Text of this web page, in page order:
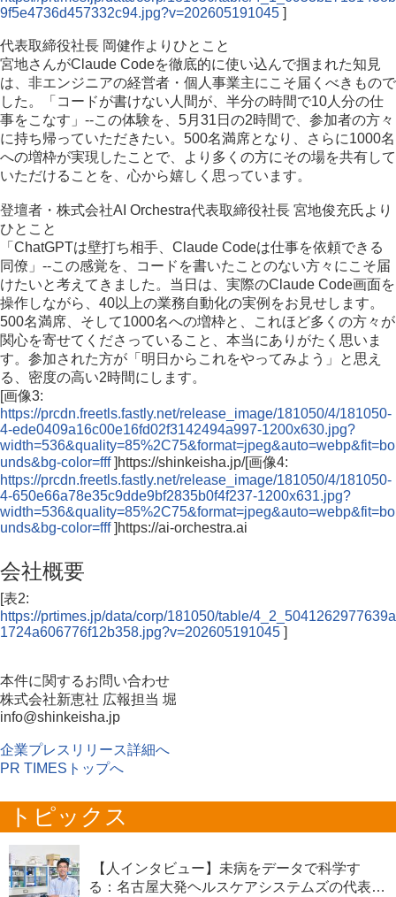
9f5e4736d457332c94.jpg?v=202605191045 ]
代表取締役社長 岡健作よりひとこと
宮地さんがClaude Codeを徹底的に使い込んで掴まれた知見
は、非エンジニアの経営者・個人事業主にこそ届くべきもので
した。「コードが書けない人間が、半分の時間で10人分の仕
事をこなす」--この体験を、5月31日の2時間で、参加者の方々
に持ち帰っていただきたい。500名満席となり、さらに1000名
への増枠が実現したことで、より多くの方にその場を共有して
いただけることを、心から嬉しく思っています。
登壇者・株式会社AI Orchestra代表取締役社長 宮地俊充氏より
ひとこと
「ChatGPTは壁打ち相手、Claude Codeは仕事を依頼できる
同僚」--この感覚を、コードを書いたことのない方々にこそ届
けたいと考えてきました。当日は、実際のClaude Code画面を
操作しながら、40以上の業務自動化の実例をお見せします。
500名満席、そして1000名への増枠と、これほど多くの方々が
関心を寄せてくださっていること、本当にありがたく思いま
す。参加された方が「明日からこれをやってみよう」と思え
る、密度の高い2時間にします。
[画像3:
https://prcdn.freetls.fastly.net/release_image/181050/4/181050-
4-ede0409a16c00e16fd02f3142494a997-1200x630.jpg?
width=536&quality=85%2C75&format=jpeg&auto=webp&fit=bo
unds&bg-color=fff]https://shinkeisha.jp/[画像4:
https://prcdn.freetls.fastly.net/release_image/181050/4/181050-
4-650e66a78e35c9dde9bf2835b0f4f237-1200x631.jpg?
width=536&quality=85%2C75&format=jpeg&auto=webp&fit=bo
unds&bg-color=fff]https://ai-orchestra.ai
会社概要
[表2:
https://prtimes.jp/data/corp/181050/table/4_2_5041262977639a
1724a606776f12b358.jpg?v=202605191045 ]
本件に関するお問い合わせ
株式会社新恵社 広報担当 堀
info@shinkeisha.jp
企業プレスリリース詳細へ
PR TIMESトップへ
トピックス
【人インタビュー】未病をデータで科学す
る：名古屋大発ヘルスケアシステムズの代表取